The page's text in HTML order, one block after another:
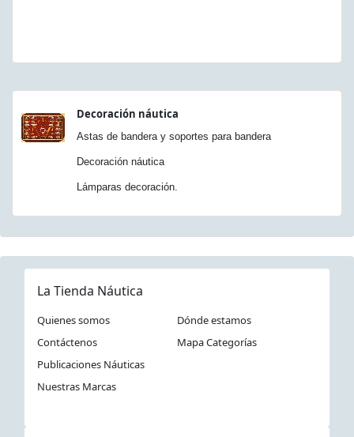
Decoración náutica
Astas de bandera y soportes para bandera
Decoración náutica
Lámparas decoración.
La Tienda Náutica
Quienes somos
Dónde estamos
Contáctenos
Mapa Categorías
Publicaciones Náuticas
Nuestras Marcas